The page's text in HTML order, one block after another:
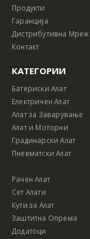
Продукти
Гаранција
Дистрибутивна
Контакт
КАТЕГОРИИ
Батериски Алат
Електричен Алат
Алат за Заварување
Алат и Моторни
Градинарски Алат
Пневматски Алат
Рачен Алат
Сет Алати
Кути за Алат
Заштитна Опрема
Додатоци